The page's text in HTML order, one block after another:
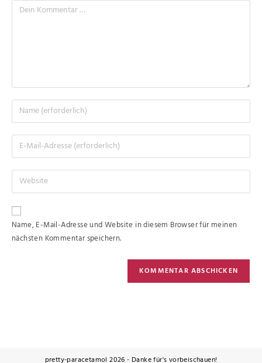
Name, E-Mail-Adresse und Website in diesem Browser für meinen
nächsten Kommentar speichern.
pretty-paracetamol 2026 - Danke für's vorbeischauen!